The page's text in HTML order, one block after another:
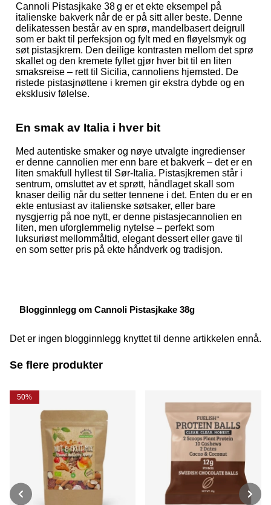
Cannoli Pistasjkake 38 g er et ekte eksempel på
italienske bakverk når de er på sitt aller beste. Denne
delikatessen består av en sprø, mandelbasert deigrull
som er bakt til perfeksjon og fylt med en fløyelsmyk og
søt pistasjkrem. Den deilige kontrasten mellom det sprø
skallet og den kremete fyllet gjør hver bit til en liten
smaksreise – rett til Sicilia, cannoliens hjemsted. De
ristede pistasjnøttene i kremen gir ekstra dybde og en
eksklusiv følelse.
En smak av Italia i hver bit
Med autentiske smaker og nøye utvalgte ingredienser
er denne cannolien mer enn bare et bakverk – det er en
liten smakfull hyllest til Sør-Italia. Pistasjkremen står i
sentrum, omsluttet av et sprøtt, håndlaget skall som
knaser deilig når du setter tennene i det. Enten du er en
ekte entusiast av italienske søtsaker, eller bare
nysgjerrig på noe nytt, er denne pistasjecannolien en
liten, men uforglemmelig nytelse – perfekt som
luksuriøst mellommåltid, elegant dessert eller gave til
en som setter pris på ekte håndverk og tradisjon.
Blogginnlegg om Cannoli Pistasjkake 38g
Det er ingen blogginnlegg knyttet til denne artikkelen ennå.
Se flere produkter
50%